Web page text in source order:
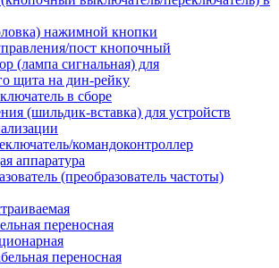
нажимной кнопки
пост кнопочный
(лампа сигнальная) для
щита на дин-рейку
в сборе
(шильдик-вставка) для устройств
командоконтроллер
аппаратура
(преобразователь частоты)
переносная
переносная